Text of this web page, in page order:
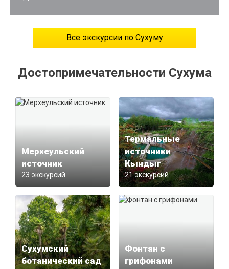
Все экскурсии по Сухуму
Достопримечательности Сухума
Мерхеульский
источник
23 экскурсий
Термальные
источники
Кындыг
21 экскурсий
Сухумский
ботанический сад
Фонтан с
грифонами